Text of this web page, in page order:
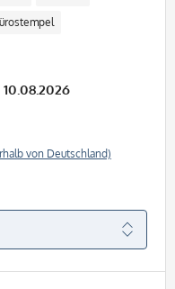
von Deutschland)